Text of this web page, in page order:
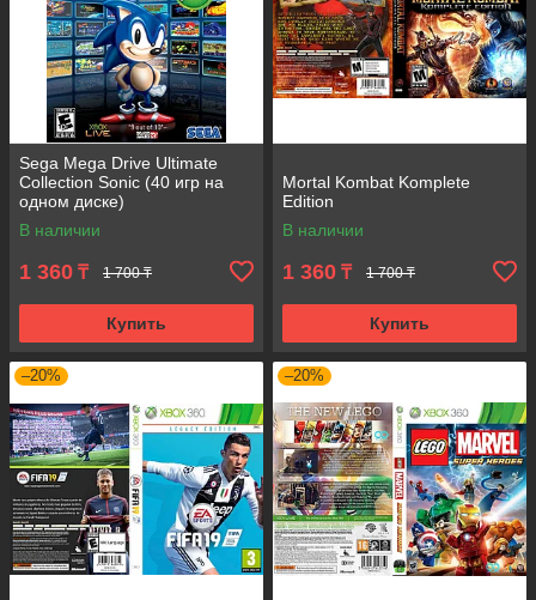
Sega Mega Drive Ultimate
Collection Sonic (40 игр на
одном диске)
В наличии
1 360 ₸ 1 700 ₸
Купить
Mortal Kombat Komplete
Edition
В наличии
1 360 ₸ 1 700 ₸
Купить
–20% –20%